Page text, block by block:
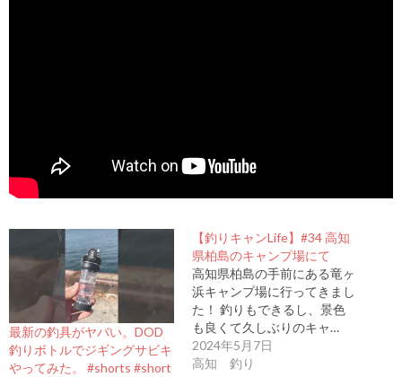
最新の釣具がヤバい。DOD
釣りボトルでジギングサビキ
やってみた。 #shorts #short
【釣りキャンLife】#34 高知
県柏島のキャンプ場にて
高知県柏島の手前にある竜ヶ
浜キャンプ場に行ってきまし
た！ 釣りもできるし、景色
も良くて久しぶりのキャ…
2024年5月7日
高知 釣り